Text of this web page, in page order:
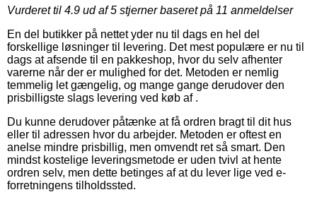
Vurderet til 4.9 ud af 5 stjerner baseret på 11 anmeldelser
En del butikker på nettet yder nu til dags en hel del
forskellige løsninger til levering. Det mest populære er nu til
dags at afsende til en pakkeshop, hvor du selv afhenter
varerne når der er mulighed for det. Metoden er nemlig
temmelig let gængelig, og mange gange derudover den
prisbilligste slags levering ved køb af .
Du kunne derudover påtænke at få ordren bragt til dit hus
eller til adressen hvor du arbejder. Metoden er oftest en
anelse mindre prisbillig, men omvendt ret så smart. Den
mindst kostelige leveringsmetode er uden tvivl at hente
ordren selv, men dette betinges af at du lever lige ved e-
forretningens tilholdssted.